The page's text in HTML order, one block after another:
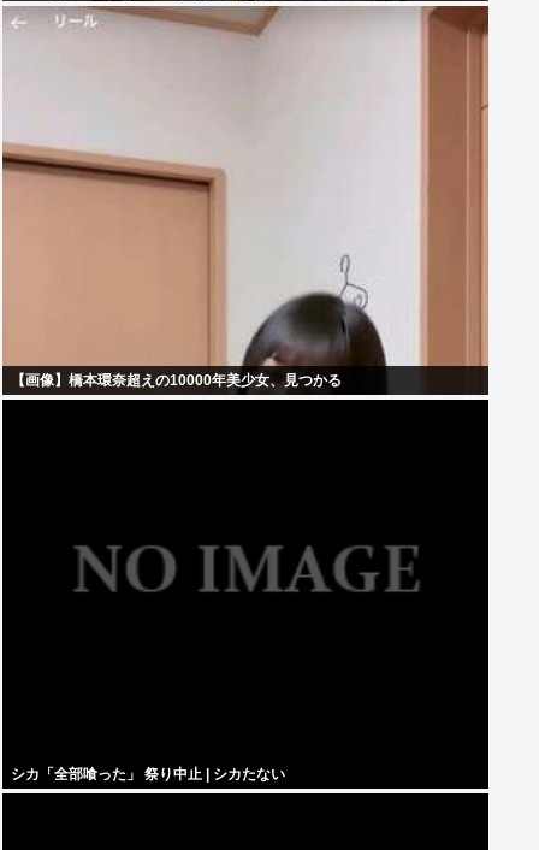
【画像】橋本環奈超えの10000年美少女、見つかる
シカ「全部喰った」 祭り中止 | シカたない